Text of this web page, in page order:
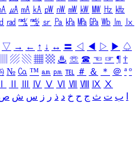
㎂ ㎃ ㎄ ㎺ ㎻ ㎽ ㎾ ㎿ ㎐ ㎑
㎭ ㎮ ㎯ ㏛ ㎩ ㎪ ㎫ ㎬ ㏝ ㏐
㏓
▽ → ← ↑ ↓ ↔ 〓 ◁ ◀ ▷ ▶ ♤
▨ ▧ ▦ ▩ ♨ ☏ ☎ ☜ ☞ ¶ †
№ ㏇ ™ ㏂ ㏘ ℡ ＃ ＆ ＊ ＠ ª º
Ⅳ Ⅴ Ⅵ Ⅶ Ⅷ Ⅸ Ⅹ
ب ت ث ج ح خ د ذ ر ز س ش